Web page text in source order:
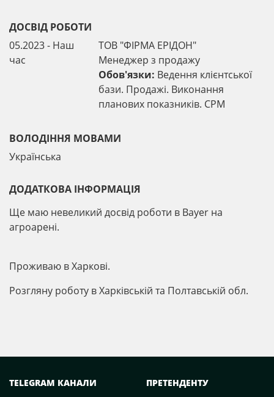
ДОСВІД РОБОТИ
05.2023 - Наш
час
ТОВ "ФІРМА ЕРІДОН"
Менеджер з продажу
Обов'язки: Ведення клієнтської
бази. Продажі. Виконання
планових показників. СРМ
ВОЛОДІННЯ МОВАМИ
Українська
ДОДАТКОВА ІНФОРМАЦІЯ
Ще маю невеликий досвід роботи в Bayer на
агроарені.
Проживаю в Харкові.
Розгляну роботу в Харківській та Полтавській обл.
TELEGRAM КАНАЛИ
ПРЕТЕНДЕНТУ